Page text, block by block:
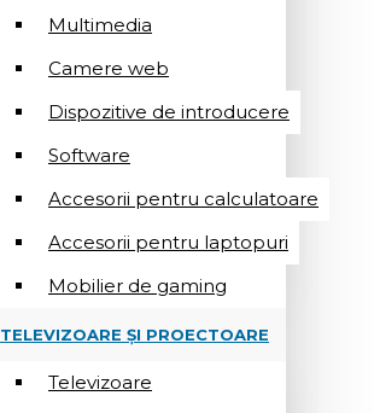
Multimedia
Camere web
Dispozitive de introducere
Software
Accesorii pentru calculatoare
Accesorii pentru laptopuri
Mobilier de gaming
TELEVIZOARE ȘI PROECTOARE
Televizoare